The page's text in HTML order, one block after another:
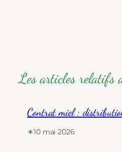
Les articles relatifs
Contrat miel :
✴︎10 mai 2026